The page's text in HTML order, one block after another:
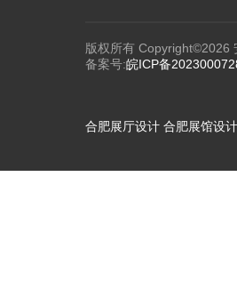
版权所有 Copyright©2026
备案号:皖ICP备
合肥展厅设计 合肥展馆设计